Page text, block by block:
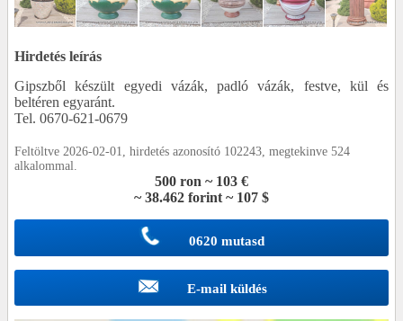
Hirdetés leírás
Gipszből készült egyedi vázák, padló vázák, festve, kül és
beltéren egyaránt.
Tel. 0670-621-0679
Feltöltve 2026-02-01, hirdetés azonosító 102243, megtekinve 524
alkalommal.
500 ron ~ 103 €
~ 38.462 forint ~ 107 $
0620 mutasd
E-mail küldés